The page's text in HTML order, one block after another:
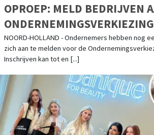
OPROEP: MELD BEDRIJVEN
HOLLAND 2026
NOORD-HOLLAND - Ondernemers hebben nog
zich aan te melden voor de
Inschrijven kan tot en [...]